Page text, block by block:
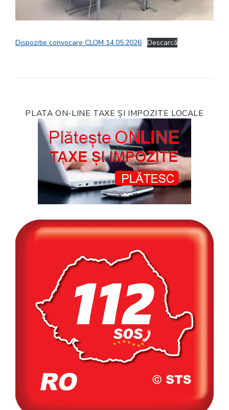
Dispozitie convocare CLOM 14.05.2026 Descarcă
PLATA ON-LINE TAXE ȘI IMPOZITE LOCALE